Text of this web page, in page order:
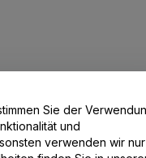
Sie der
und